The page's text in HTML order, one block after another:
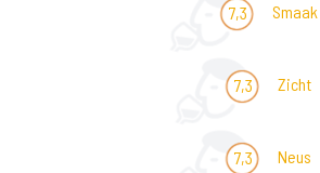
7,3 Smaak
7,3 Zicht
7,3 Neus